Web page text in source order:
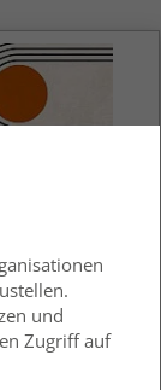
- Moudania
und
Zugriff auf